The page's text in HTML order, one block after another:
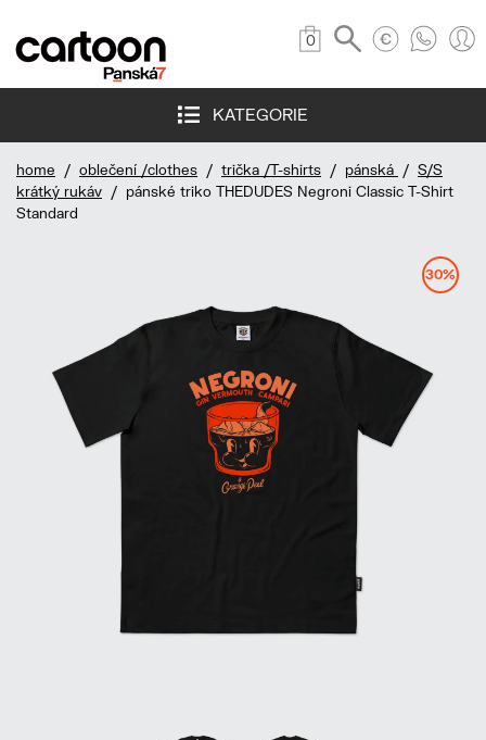
0
KATEGORIE
home / oblečení /clothes / trička /T-shirts / pánská / S/S
krátký rukáv / pánské triko THEDUDES Negroni Classic T-Shirt
Standard
30%